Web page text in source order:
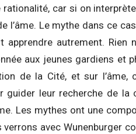
car si on
l’âme. Le mythe dans ce
apprendre autrement.
aux jeunes gardiens
de la Cité, et sur l’âme,
guider leur recherche de la
Les mythes ont une
verrons avec Wunenburger